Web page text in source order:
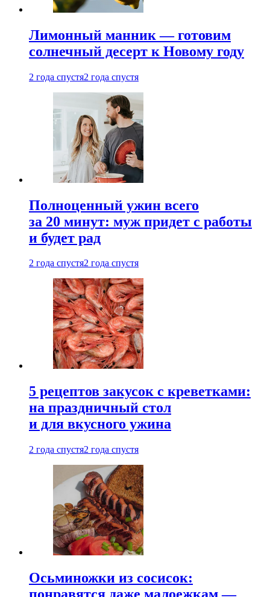
Лимонный манник — готовим
солнечный десерт к Новому году
2 года спустя2 года спустя
Полноценный ужин всего
за 20 минут: муж придет с работы
и будет рад
2 года спустя2 года спустя
5 рецептов закусок с креветками:
на праздничный стол
и для вкусного ужина
2 года спустя2 года спустя
Осьминожки из сосисок: